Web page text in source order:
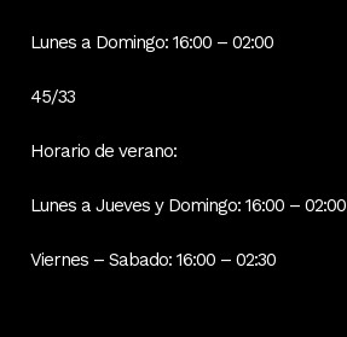
Lunes a Domingo: 16:00 – 02:00
45/33
Horario de verano:
Lunes a Jueves y Domingo: 16:00 – 02:00
Viernes – Sabado: 16:00 – 02:30